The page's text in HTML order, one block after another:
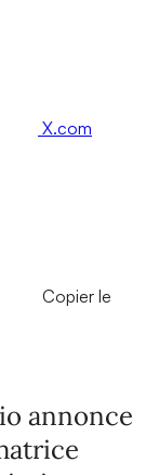
X.com
Copier le
annonce